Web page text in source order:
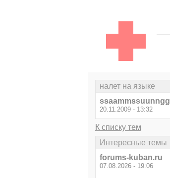
налет на языке
ssaammssuunngg
20.11.2009 - 13:32
К списку тем
Интересные темы
forums-kuban.ru
07.08.2026 - 19:06